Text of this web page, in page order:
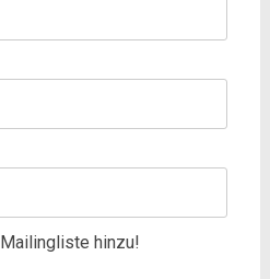
hinzu!